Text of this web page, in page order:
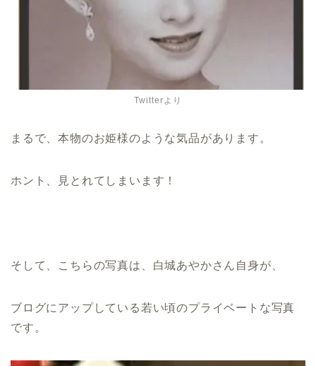
Twitterより
まるで、本物のお姫様のような気品があります。
ホント、見とれてしまいます！
そして、こちらの写真は、白城あやかさん自身が、
ブログにアップしている若い頃のプライベートな写真
です。